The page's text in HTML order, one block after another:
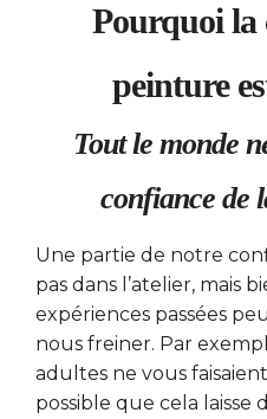
Pourquoi la
peinture
Tout le monde
confiance de
Une partie de notre
pas dans l’atelier, mais
expériences passées
nous freiner. Par
adultes ne vous
possible que cela laisse